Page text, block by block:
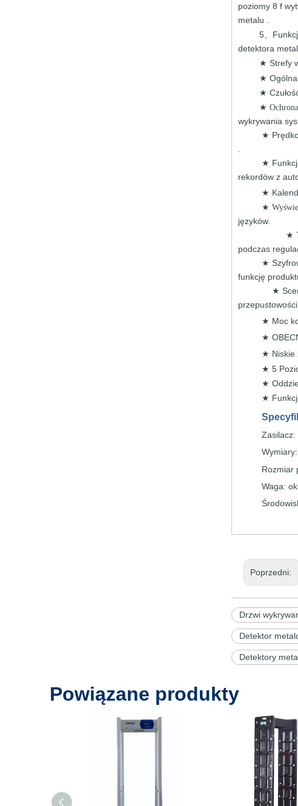
poziomy 8 f
metalu
5、
detektora
★ Strefy
★
★
★ Ochrona
wykrywania
★
.
★
rekordów z
★
★
języków.
★
podczas
★
funkcję
★
przepustowości
★ Moc
★
★ Niskie
★ 5
★
★
Zasilacz:
Rozmiar
Waga:
Poprzedni:
Drzwi
Detektor
Detektory
Powiązane produkty